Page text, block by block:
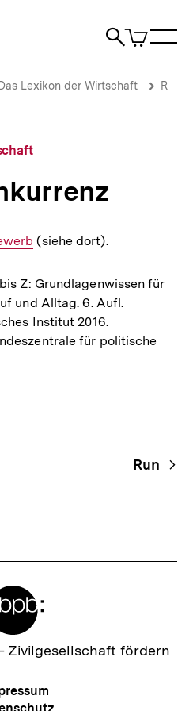
Suche
Artikel
im
Das Lexikon der Wirtschaft R
(siehe dort).
Z: Grundlagenwissen für
und Alltag. 6. Aufl.
Institut 2016.
für politische
Run
Zivilgesellschaft fördern
Meta-
Navigation